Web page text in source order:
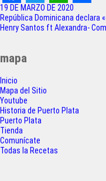
F
a
c
e
b
o
o
k
T
w
t
t
e
r
W
h
A
p
S
h
19 DE MARZO DE 2020
Navegación
de
República Dominicana declara
Henry Santos ft Alexandra-
mapa
Inicio
Mapa del Sitio
Youtube
Historia de Puerto Plata
Puerto Plata
Tienda
Comunícate
Todas la Recetas